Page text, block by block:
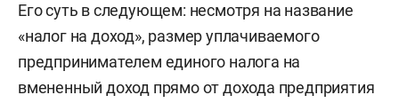
Его суть в следующем: несмотря на название
«налог на доход», размер уплачиваемого
предпринимателем единого налога на
вмененный доход прямо от дохода предприятия